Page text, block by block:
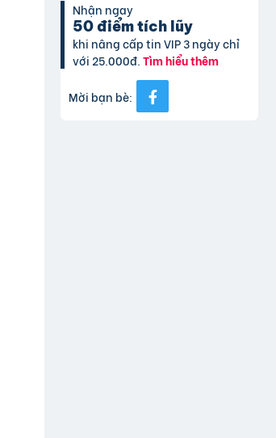
Nhận ngay
50 điểm tích lũy
khi nâng cấp tin VIP 3 ngày chỉ
với 25.000đ.Tìm hiểu thêm
Mời bạn bè: